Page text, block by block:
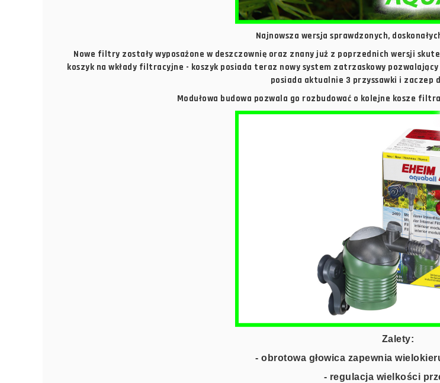
Najnowsza wersja sprawdzonych,
Nowe filtry zostały wyposażone w deszczownię oraz znany już z poprzednich wersji
koszyk na wkłady filtracyjne - koszyk posiada teraz nowy system zatrzaskowy
posiada aktualnie 3 przyssawki i
Modułowa budowa pozwala go rozbudować o kolejne kosze
Zalety:
- obrotowa głowica zapewnia
- regulacja wielkości